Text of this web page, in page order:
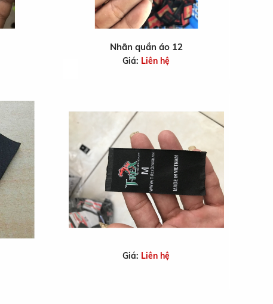
Nhãn quần áo 12
Giá: Liên hệ
Giá: Liên hệ